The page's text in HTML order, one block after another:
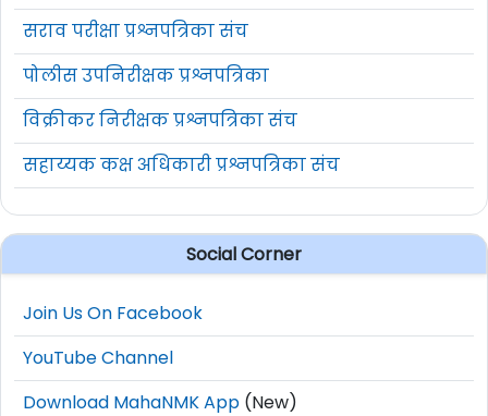
सराव परीक्षा प्रश्नपत्रिका संच
पोलीस उपनिरीक्षक प्रश्नपत्रिका
विक्रीकर निरीक्षक प्रश्नपत्रिका संच
सहाय्यक कक्ष अधिकारी प्रश्नपत्रिका संच
Social Corner
Join Us On Facebook
YouTube Channel
Download MahaNMK App (New)